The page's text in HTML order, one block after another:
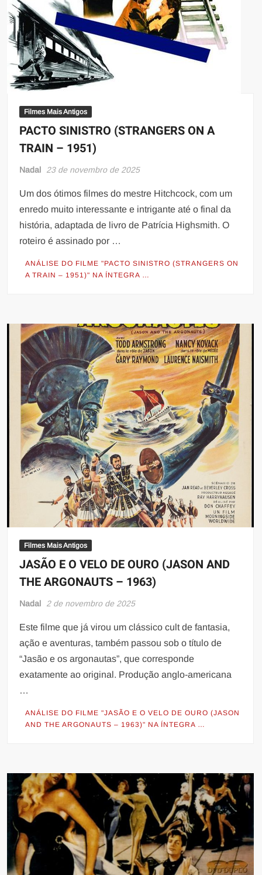
Filmes Mais Antigos
PACTO SINISTRO (STRANGERS ON A
TRAIN – 1951)
Nadal 23 de novembro de 2025
Um dos ótimos filmes do mestre Hitchcock, com um
enredo muito interessante e intrigante até o final da
história, adaptada de livro de Patrícia Highsmith. O
roteiro é assinado por …
ANÁLISE DO FILME "PACTO SINISTRO (STRANGERS ON
A TRAIN – 1951)" NA ÍNTEGRA …
Filmes Mais Antigos
JASÃO E O VELO DE OURO (JASON AND
THE ARGONAUTS – 1963)
Nadal 2 de novembro de 2025
Este filme que já virou um clássico cult de fantasia,
ação e aventuras, também passou sob o título de
“Jasão e os argonautas”, que corresponde
exatamente ao original. Produção anglo-americana
…
ANÁLISE DO FILME "JASÃO E O VELO DE OURO (JASON
AND THE ARGONAUTS – 1963)" NA ÍNTEGRA …